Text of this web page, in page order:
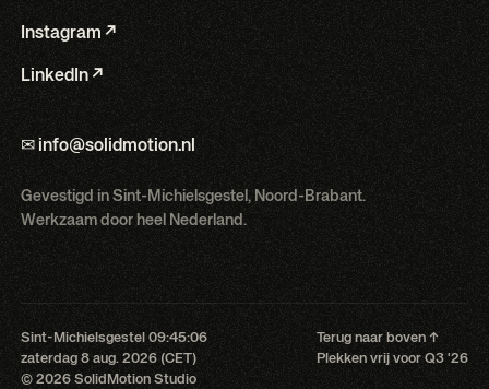
Instagram ↗
LinkedIn ↗
✉ info@solidmotion.nl
Gevestigd in Sint-Michielsgestel, Noord-Brabant.
Werkzaam door heel Nederland.
Sint-Michielsgestel09:45:07
zaterdag 8 aug. 2026 (CET)
Terug naar boven ↑
Plekken vrij voor Q3 '26
© 2026 SolidMotion Studio